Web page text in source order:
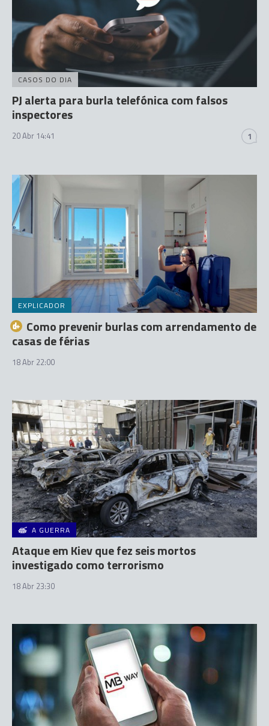
CASOS DO DIA
PJ alerta para burla telefónica com falsos
inspectores
20 Abr 14:41 1
EXPLICADOR
Como prevenir burlas com arrendamento de
casas de férias
18 Abr 22:00
A GUERRA
Ataque em Kiev que fez seis mortos
investigado como terrorismo
18 Abr 23:30